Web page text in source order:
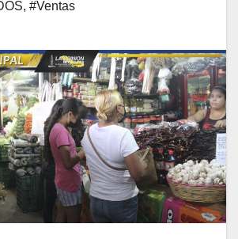
, #Ventas